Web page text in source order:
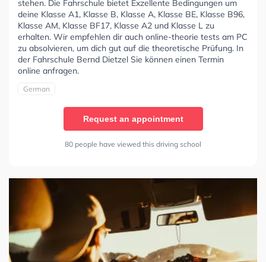
stehen. Die Fahrschule bietet Exzellente Bedingungen um
deine Klasse A1, Klasse B, Klasse A, Klasse BE, Klasse B96,
Klasse AM, Klasse BF17, Klasse A2 und Klasse L zu
erhalten. Wir empfehlen dir auch online-theorie tests am PC
zu absolvieren, um dich gut auf die theoretische Prüfung. In
der Fahrschule Bernd Dietzel Sie können einen Termin
online anfragen.
German
Request an appointment
80 people have viewed this driving school